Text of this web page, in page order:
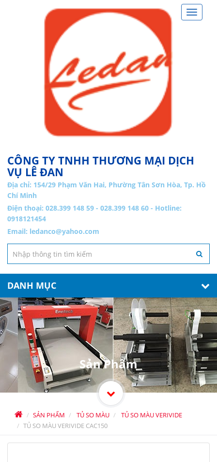
Toggle
CÔNG TY TNHH THƯƠNG MẠI DỊCH
VỤ LÊ ĐAN
Địa chỉ: 154/29 Phạm Văn Hai, Phường Tân Sơn Hòa, Tp. Hồ
Chí Minh
Điện thoại: 028.399 148 59 - 028.399 148 60 - Hotline:
0918121454
Email: ledanco@yahoo.com
DANH MỤC
SẢN PHẨM TỦ SO MÀU
TỦ SO MÀU VERIVIDE
TỦ SO MÀU VERIVIDE CAC150
Sản Phẩm